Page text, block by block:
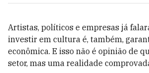
Artistas, políticos e empresas já
investir em cultura é, também,
econômica. E isso não é opinião de
setor, mas uma realidade